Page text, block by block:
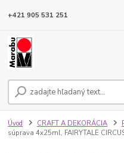
+421 905 531 251
Úvod CRAFT A DEKORÁCIA
súprava 4x25ml, FAIRYTALE